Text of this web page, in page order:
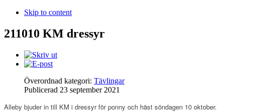
Skip to content
211010 KM dressyr
Överordnad kategori: Tävlingar
Publicerad 23 september 2021
Alleby bjuder in till KM i dressyr för ponny och häst söndagen 10 oktober.